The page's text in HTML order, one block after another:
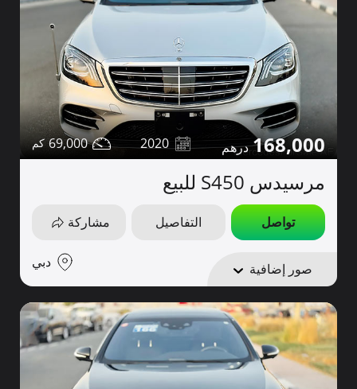
168,000
2020
69,000
مرسيدس S450 للبيع
تواصل التفاصيل مشاركة
صور إضافية دبي